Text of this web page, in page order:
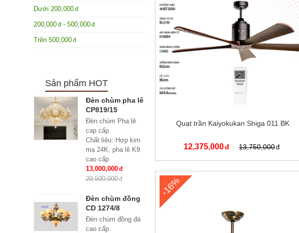
Quạt trần Kaiyokukan Shiga 011 BK
12,375,000 13,750,000
-16%
Dưới200,000
200,000 -500,000
Trên500,000
Sản phẩm HOT
Đèn chùm pha lê
CP819/15
Đèn chùm Pha lê
cap cấp
Chất liệu: Hợp kim
mạ 24K, pha lê K9
cao cấp
Số lượng tay : 15
tay
Bóng đèn: Bóng led
tiết kiệm điện
E14*15
Bảo hành: 2 năm
13,000,000
20,500,000
Đèn chùm đồng
CD 1274/8
Đèn chùm đồng đá
cao cấp